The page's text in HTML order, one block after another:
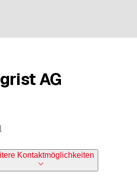
AG
Kontaktmöglichkeiten